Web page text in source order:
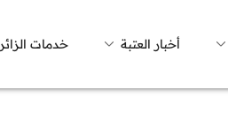
أخبار العتبة خدمات الزائر